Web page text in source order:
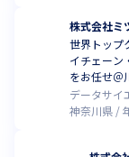
株式会社ミ
世界トップ
イチェーン
をお任せ＠
データサイ
神奈川県